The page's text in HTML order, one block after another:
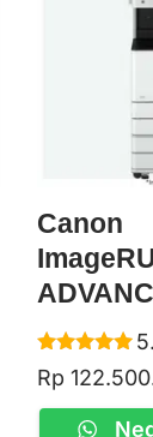
Canon
Rated
5.00
Rp